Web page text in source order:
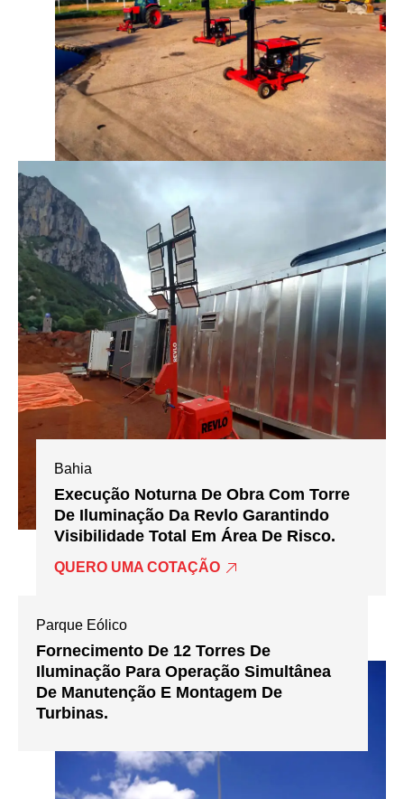
Bahia
Execução Noturna De Obra Com Torre
De Iluminação Da Revlo Garantindo
Visibilidade Total Em Área De Risco.
QUERO UMA COTAÇÃO
Parque Eólico
Fornecimento De 12 Torres De
Iluminação Para Operação Simultânea
De Manutenção E Montagem De
Turbinas.